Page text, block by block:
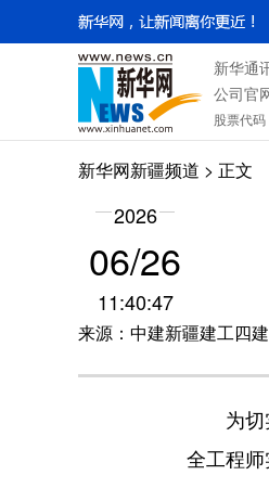
新华通
公司官
股票代码
新华网新疆频道 > 正文
2026
06/26
11:40:47
来源：中建新疆建工四建
为切实
全工程师